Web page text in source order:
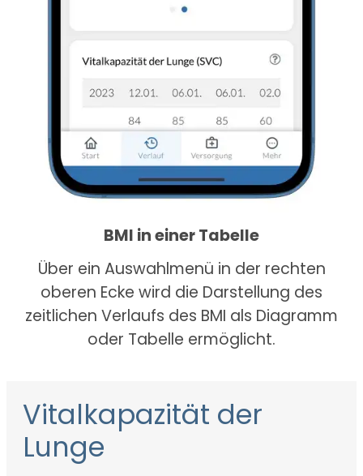
BMI in einer Tabelle
Über ein Auswahlmenü in der rechten
oberen Ecke wird die Darstellung des
zeitlichen Verlaufs des BMI als Diagramm
oder Tabelle ermöglicht.
Vitalkapazität der
Lunge